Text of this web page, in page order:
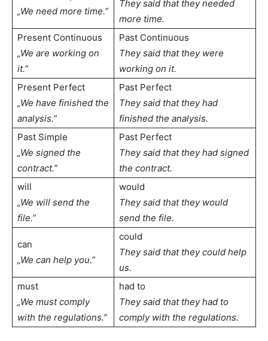
„We need more time.”
They said that they needed
more time.
Present Continuous
„We are working on
it.”
Past Continuous
They said that they were
working on it.
Present Perfect
„We have finished the
analysis.”
Past Perfect
They said that they had
finished the analysis.
Past Simple
„We signed the
contract.”
Past Perfect
They said that they had signed
the contract.
will
„We will send the
file.”
would
They said that they would
send the file.
can
„We can help you.”
could
They said that they could help
us.
must
„We must comply
with the regulations.”
had to
They said that they had to
comply with the regulations.